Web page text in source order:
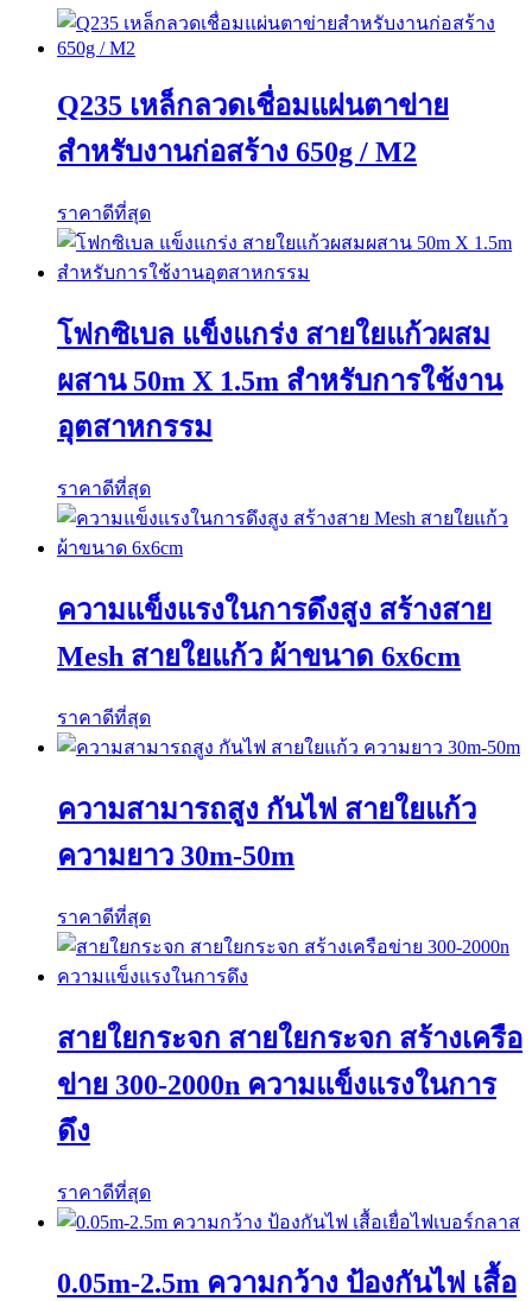
Q235 เหล็กลวดเชื่อมแผ่นตาข่าย
สำหรับงานก่อสร้าง 650g / M2
ราคาดีที่สุด
โฟกซิเบล แข็งแกร่ง สายใยแก้วผสม
ผสาน 50m X 1.5m สําหรับการใช้งาน
อุตสาหกรรม
ราคาดีที่สุด
ความแข็งแรงในการดึงสูง สร้างสาย
Mesh สายใยแก้ว ผ้าขนาด 6x6cm
ราคาดีที่สุด
ความสามารถสูง กันไฟ สายใยแก้ว
ความยาว 30m-50m
ราคาดีที่สุด
สายใยกระจก สายใยกระจก สร้างเครือ
ข่าย 300-2000n ความแข็งแรงในการ
ดึง
ราคาดีที่สุด
0.05m-2.5m ความกว้าง ป้องกันไฟ เสื้อ